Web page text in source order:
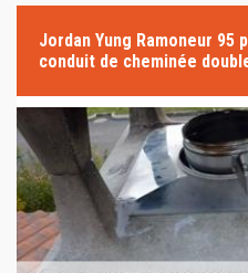
Jordan Yung Ramoneur 95
conduit de cheminée